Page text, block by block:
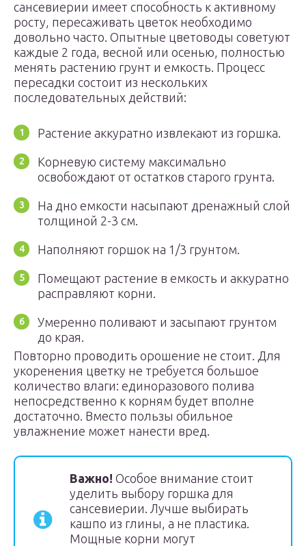
сансевиерии имеет способность к активному
росту, пересаживать цветок необходимо
довольно часто. Опытные цветоводы советуют
каждые 2 года, весной или осенью, полностью
менять растению грунт и емкость. Процесс
пересадки состоит из нескольких
последовательных действий:
Растение аккуратно извлекают из горшка.
Корневую систему максимально
освобождают от остатков старого грунта.
На дно емкости насыпают дренажный слой
толщиной 2-3 см.
Наполняют горшок на 1/3 грунтом.
Помещают растение в емкость и аккуратно
расправляют корни.
Умеренно поливают и засыпают грунтом
до края.
Повторно проводить орошение не стоит. Для
укоренения цветку не требуется большое
количество влаги: единоразового полива
непосредственно к корням будет вполне
достаточно. Вместо пользы обильное
увлажнение может нанести вред.
Важно! Особое внимание стоит
уделить выбору горшка для
сансевиерии. Лучше выбирать
кашпо из глины, а не пластика.
Мощные корни могут